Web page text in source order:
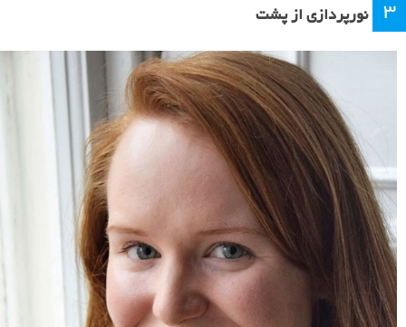
۳ نورپردازی از پشت